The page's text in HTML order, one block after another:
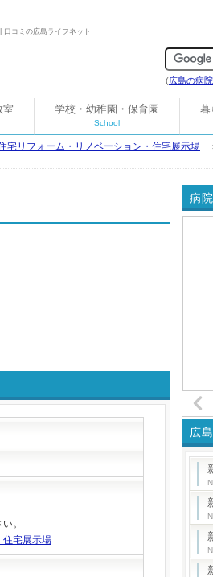
コミの広島ライフネット
(広島の病
室 学校・幼稚園・保育園
School
暮
宅リフォーム・リノベーション・住宅展示場
。
住宅展示場
病
広